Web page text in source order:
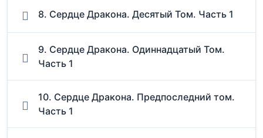
8. Сердце Дракона. Десятый Том. Часть 1
9. Сердце Дракона. Одиннадцатый Том.
Часть 1
10. Сердце Дракона. Предпоследний том.
Часть 1